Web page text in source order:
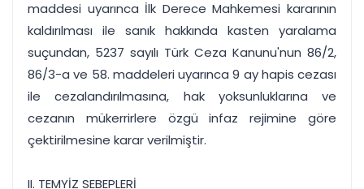
maddesi uyarınca İlk Derece Mahkemesi kararının
kaldırılması ile sanık hakkında kasten yaralama
suçundan, 5237 sayılı Türk Ceza Kanunu'nun 86/2,
86/3-a ve 58. maddeleri uyarınca 9 ay hapis cezası
ile cezalandırılmasına, hak yoksunluklarına ve
cezanın mükerrirlere özgü infaz rejimine göre
çektirilmesine karar verilmiştir.
II. TEMYİZ SEBEPLERİ